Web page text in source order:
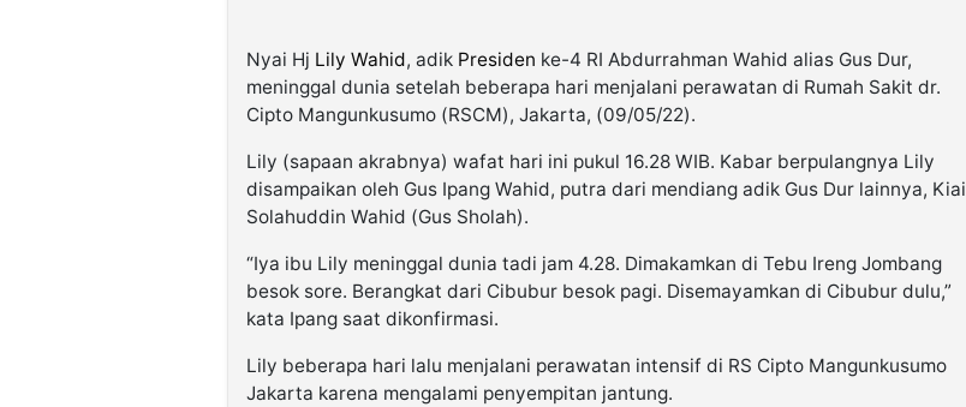
Nyai Hj Lily Wahid, adik Presiden ke-4 RI Abdurrahman Wahid alias Gus Dur,
meninggal dunia setelah beberapa hari menjalani perawatan di Rumah Sakit dr.
Cipto Mangunkusumo (RSCM), Jakarta, (09/05/22).
Lily (sapaan akrabnya) wafat hari ini pukul 16.28 WIB. Kabar berpulangnya Lily
disampaikan oleh Gus Ipang Wahid, putra dari mendiang adik Gus Dur lainnya, Kiai
Solahuddin Wahid (Gus Sholah).
“Iya ibu Lily meninggal dunia tadi jam 4.28. Dimakamkan di Tebu Ireng Jombang
besok sore. Berangkat dari Cibubur besok pagi. Disemayamkan di Cibubur dulu,”
kata Ipang saat dikonfirmasi.
Lily beberapa hari lalu menjalani perawatan intensif di RS Cipto Mangunkusumo
Jakarta karena mengalami penyempitan jantung.